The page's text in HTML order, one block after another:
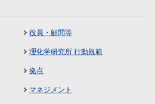
役員・顧問等
理化学研究所 行動規範
拠点
マネジメント